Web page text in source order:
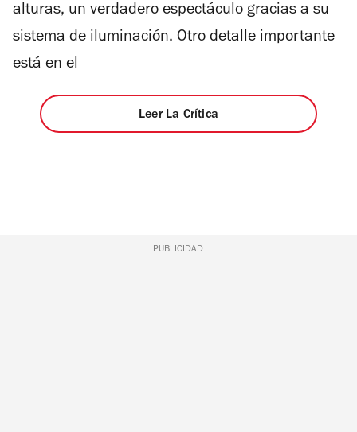
alturas, un verdadero espectáculo gracias a su
sistema de iluminación. Otro detalle importante
está en el
Leer La Crítica
PUBLICIDAD